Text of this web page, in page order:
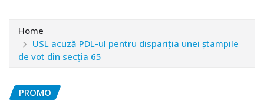
Home
USL acuză PDL-ul pentru dispariția unei ștampile
de vot din secția 65
PROMO